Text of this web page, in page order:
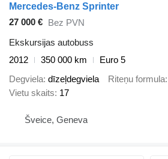
Mercedes-Benz Sprinter
27 000 € Bez PVN
Ekskursijas autobuss
2012
350 000 km
Euro 5
Degviela dīzeļdegviela Riteņu formula
Vietu skaits 17
Šveice, Geneva